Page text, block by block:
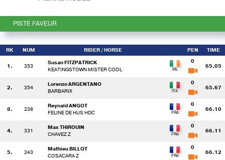
PISTE FAVEUR
RK NUM RIDER / HORSE PEN TIME
1. 353
Susan FITZPATRICK
KEATINGSTOWN MISTER COOL
0
65.05
2. 354
Lorenzo ARGENTANO
BARBARIX
0
65.67
3. 238
Reynald ANGOT
FELINE DE HUS HDC
0
66.10
4. 331
Max THIROUIN
CHAVEZ Z
0
66.11
5. 243
Mathieu BILLOT
COSACARA Z
0
66.12